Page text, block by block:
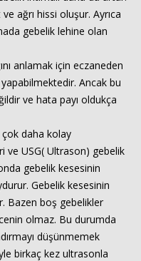
ağrı hissi oluşur. Ayrıca
gebelik lehine olan
anlamak için eczaneden
Ancak bu
ve hata payı oldukça
daha kolay
ve USG( Ultrason) gebelik
gebelik kesesinin
Gebelik kesesinin
Bazen boş gebelikler
olmaz. Bu durumda
düşünmemek
birkaç kez ultrasonla